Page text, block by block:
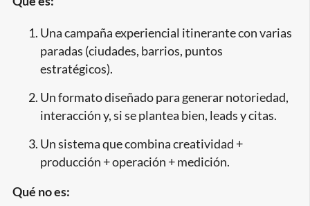
Una campaña experiencial itinerante con varias
paradas (ciudades, barrios, puntos
estratégicos).
Un formato diseñado para generar notoriedad,
interacción y, si se plantea bien, leads y citas.
Un sistema que combina creatividad +
producción + operación + medición.
Qué no es: